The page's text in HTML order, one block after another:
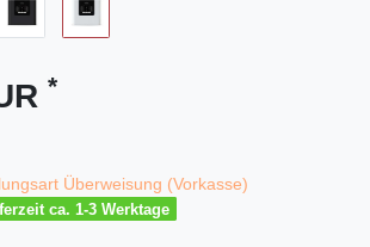
*
Überweisung (Vorkasse)
ca. 1-3 Werktage